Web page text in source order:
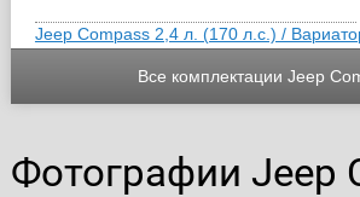
Jeep Compass 2,4 л. (170 л.с.) /
Все комплектации Jeep
Фотографии Jeep